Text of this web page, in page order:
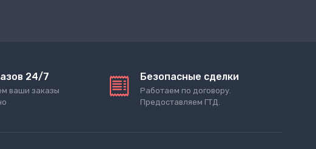
24/7
ваши заказы
Безопасные сделки
Работаем по договору.
Предоставляем ГТД.